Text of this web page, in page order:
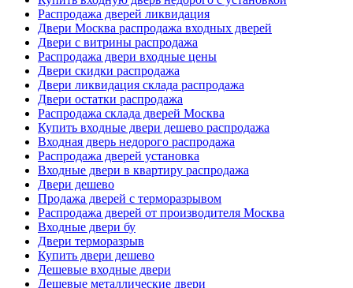
Распродажа дверей ликвидация
Двери Москва распродажа входных дверей
Двери с витрины распродажа
Распродажа двери входные цены
Двери скидки распродажа
Двери ликвидация склада распродажа
Двери остатки распродажа
Распродажа склада дверей Москва
Купить входные двери дешево распродажа
Входная дверь недорого распродажа
Распродажа дверей установка
Входные двери в квартиру распродажа
Двери дешево
Продажа дверей с терморазрывом
Распродажа дверей от производителя Москва
Входные двери бу
Двери терморазрыв
Купить двери дешево
Дешевые входные двери
Дешевые металлические двери